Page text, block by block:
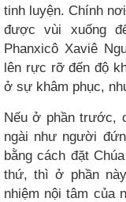
tinh luyện. Chính
được vùi xuống
Phanxicô Xaviê
lên rực rỡ đến độ
ở sự khâm phục,
Nếu ở phần trước,
ngài như người
bằng cách đặt
thứ, thì ở phần
nhiệm nội tâm của